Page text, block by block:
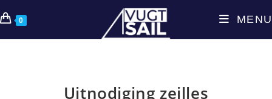
naar
inhoud
0 MENU
Uitnodiging zeilles